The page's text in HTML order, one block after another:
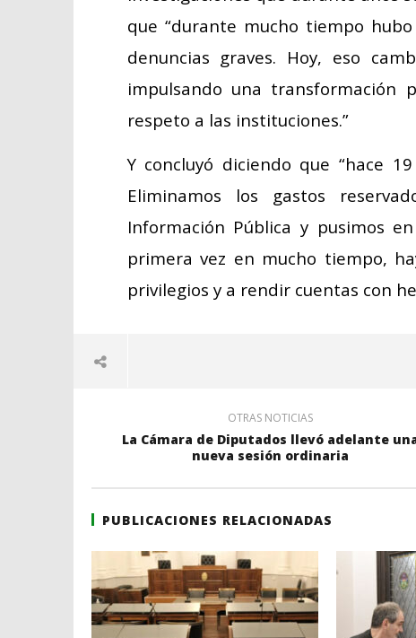
que “durante mucho tiempo
denuncias graves. Hoy, eso
impulsando una transformación
respeto a las instituciones.”
Y concluyó diciendo que “hace
Eliminamos los gastos
Información Pública y pusimos
primera vez en mucho tiempo,
privilegios y a rendir cuentas con
OTRAS NOTICIAS
La Cámara de Diputados llevó adelante
nueva sesión ordinaria
PUBLICACIONES RELACIONADAS